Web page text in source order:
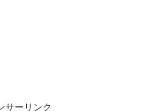
サーリンク